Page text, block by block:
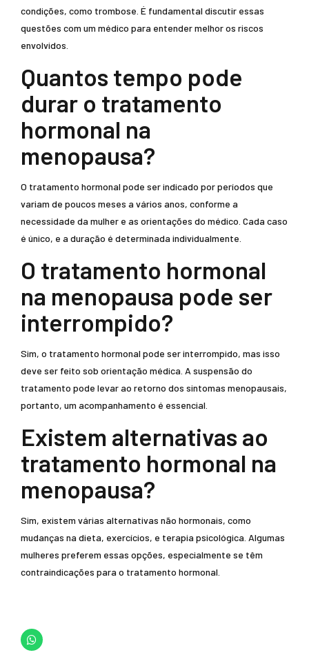
condições, como trombose. É fundamental discutir essas
questões com um médico para entender melhor os riscos
envolvidos.
Quantos tempo pode
durar o tratamento
hormonal na
menopausa?
O tratamento hormonal pode ser indicado por períodos que
variam de poucos meses a vários anos, conforme a
necessidade da mulher e as orientações do médico. Cada caso
é único, e a duração é determinada individualmente.
O tratamento hormonal
na menopausa pode ser
interrompido?
Sim, o tratamento hormonal pode ser interrompido, mas isso
deve ser feito sob orientação médica. A suspensão do
tratamento pode levar ao retorno dos sintomas menopausais,
portanto, um acompanhamento é essencial.
Existem alternativas ao
tratamento hormonal na
menopausa?
Sim, existem várias alternativas não hormonais, como
mudanças na dieta, exercícios, e terapia psicológica. Algumas
mulheres preferem essas opções, especialmente se têm
contraindicações para o tratamento hormonal.